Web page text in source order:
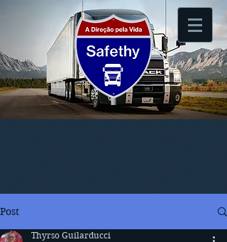
Post
Thyrso Guilarducci